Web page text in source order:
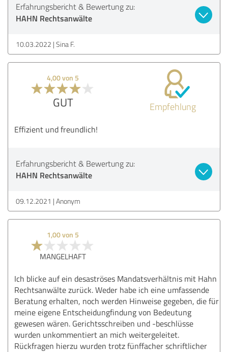
Erfahrungsbericht & Bewertung zu:
HAHN Rechtsanwälte
10.03.2022 Sina F.
4,00 von 5
GUT Empfehlung
Effizient und freundlich!
Erfahrungsbericht & Bewertung zu:
HAHN Rechtsanwälte
09.12.2021 Anonym
1,00 von 5
MANGELHAFT
Ich blicke auf ein desaströses Mandatsverhältnis mit Hahn
Rechtsanwälte zurück. Weder habe ich eine umfassende
Beratung erhalten, noch werden Hinweise gegeben, die für
meine eigene Entscheidungfindung von Bedeutung
gewesen wären. Gerichtsschreiben und -beschlüsse
wurden unkommentiert an mich weitergeleitet.
Rückfragen hierzu wurden trotz fünffacher schriftlicher